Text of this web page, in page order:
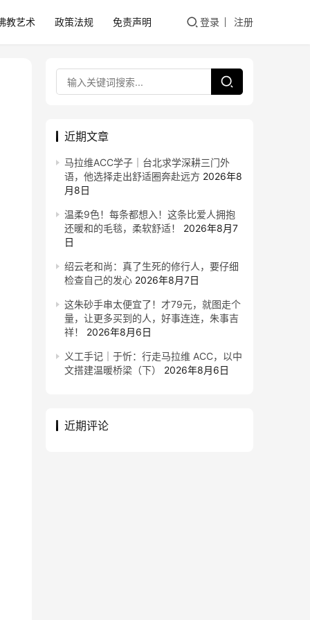
教艺术 政策法规 免责声明 登录 注册
近期文章
马拉维ACC学子｜台北求学深耕三门外
语，他选择走出舒适圈奔赴远方 2026年8
月8日
温柔9色！每条都想入！这条比爱人拥抱
还暖和的毛毯，柔软舒适！
2026年8月7
日
绍云老和尚：真了生死的修行人，要仔细
检查自己的发心 2026年8月7日
这朱砂手串太便宜了！才79元，就图走个
量，让更多买到的人，好事连连，朱事吉
祥！
2026年8月6日
义工手记｜于忻：行走马拉维 ACC，以中
文搭建温暖桥梁（下）
2026年8月6日
近期评论